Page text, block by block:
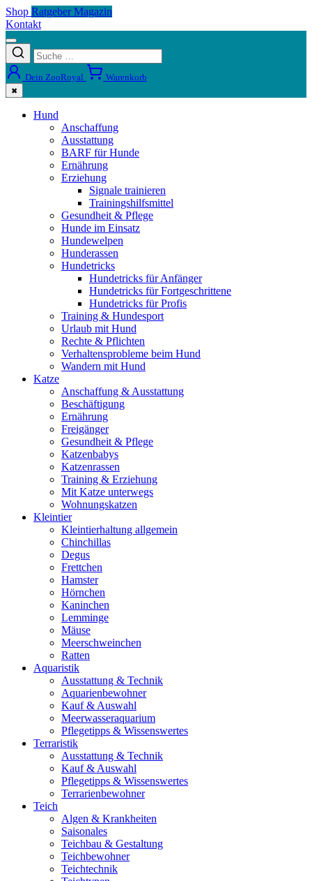
Shop Ratgeber Magazin
Kontakt
Dein ZooRoyal Warenkorb
✖
Hund
Anschaffung
Ausstattung
BARF für Hunde
Ernährung
Erziehung
Signale trainieren
Trainingshilfsmittel
Gesundheit & Pflege
Hunde im Einsatz
Hundewelpen
Hunderassen
Hundetricks
Hundetricks für Anfänger
Hundetricks für Fortgeschrittene
Hundetricks für Profis
Training & Hundesport
Urlaub mit Hund
Rechte & Pflichten
Verhaltensprobleme beim Hund
Wandern mit Hund
Katze
Anschaffung & Ausstattung
Beschäftigung
Ernährung
Freigänger
Gesundheit & Pflege
Katzenbabys
Katzenrassen
Training & Erziehung
Mit Katze unterwegs
Wohnungskatzen
Kleintier
Kleintierhaltung allgemein
Chinchillas
Degus
Frettchen
Hamster
Hörnchen
Kaninchen
Lemminge
Mäuse
Meerschweinchen
Ratten
Aquaristik
Ausstattung & Technik
Aquarienbewohner
Kauf & Auswahl
Meerwasseraquarium
Pflegetipps & Wissenswertes
Terraristik
Ausstattung & Technik
Kauf & Auswahl
Pflegetipps & Wissenswertes
Terrarienbewohner
Teich
Algen & Krankheiten
Saisonales
Teichbau & Gestaltung
Teichbewohner
Teichtechnik